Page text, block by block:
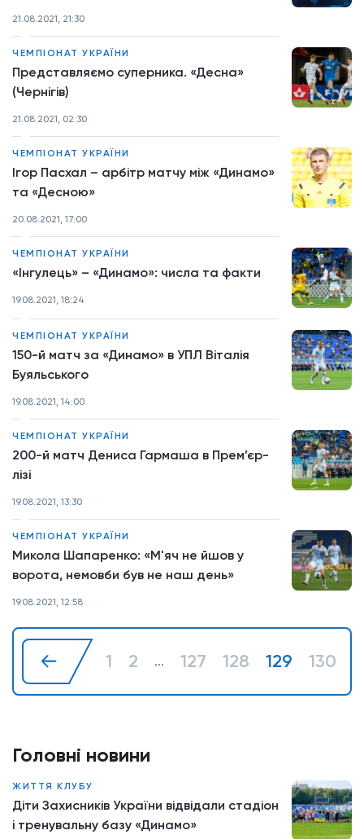
21.08.2021, 21:30
ЧЕМПІОНАТ УКРАЇНИ
Представляємо суперника. «Десна»
(Чернігів)
21.08.2021, 02:30
ЧЕМПІОНАТ УКРАЇНИ
Ігор Пасхал – арбітр матчу між «Динамо»
та «Десною»
20.08.2021, 17:00
ЧЕМПІОНАТ УКРАЇНИ
«Інгулець» – «Динамо»: числа та факти
19.08.2021, 18:24
ЧЕМПІОНАТ УКРАЇНИ
150-й матч за «Динамо» в УПЛ Віталія
Буяльського
19.08.2021, 14:00
ЧЕМПІОНАТ УКРАЇНИ
200-й матч Дениса Гармаша в Прем’єр-
лізі
19.08.2021, 13:30
ЧЕМПІОНАТ УКРАЇНИ
Микола Шапаренко: «М'яч не йшов у
ворота, немовби був не наш день»
19.08.2021, 12:58
1 2 ... 127 128 129 130
Головні новини
ЖИТТЯ КЛУБУ
Діти Захисників України відвідали стадіон
і тренувальну базу «Динамо»